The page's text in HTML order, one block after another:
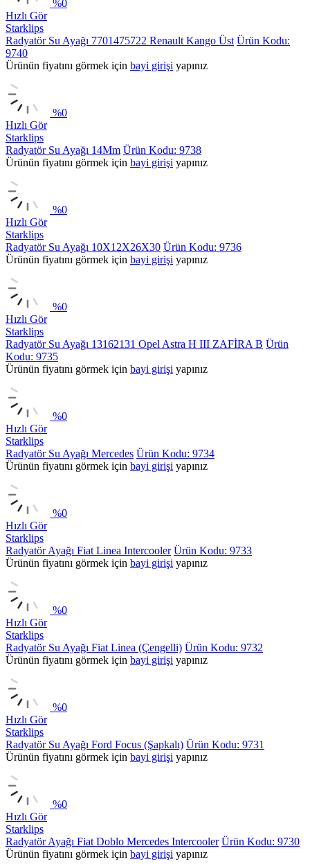
%0
Hızlı Gör
Starklips
Radyatör Su Ayağı 7701475722 Renault Kango Üst Ürün Kodu:
9740
Ürünün fiyatını görmek için bayi girişi yapınız
%0
Hızlı Gör
Starklips
Radyatör Su Ayağı 14Mm Ürün Kodu: 9738
Ürünün fiyatını görmek için bayi girişi yapınız
%0
Hızlı Gör
Starklips
Radyatör Su Ayağı 10X12X26X30 Ürün Kodu: 9736
Ürünün fiyatını görmek için bayi girişi yapınız
%0
Hızlı Gör
Starklips
Radyatör Su Ayağı 13162131 Opel Astra H III ZAFİRA B Ürün
Kodu: 9735
Ürünün fiyatını görmek için bayi girişi yapınız
%0
Hızlı Gör
Starklips
Radyatör Su Ayağı Mercedes Ürün Kodu: 9734
Ürünün fiyatını görmek için bayi girişi yapınız
%0
Hızlı Gör
Starklips
Radyatör Ayağı Fiat Linea Intercooler Ürün Kodu: 9733
Ürünün fiyatını görmek için bayi girişi yapınız
%0
Hızlı Gör
Starklips
Radyatör Su Ayağı Fiat Linea (Çengelli) Ürün Kodu: 9732
Ürünün fiyatını görmek için bayi girişi yapınız
%0
Hızlı Gör
Starklips
Radyatör Su Ayağı Ford Focus (Şapkalı) Ürün Kodu: 9731
Ürünün fiyatını görmek için bayi girişi yapınız
%0
Hızlı Gör
Starklips
Radyatör Ayağı Fiat Doblo Mercedes Intercooler Ürün Kodu: 9730
Ürünün fiyatını görmek için bayi girişi yapınız